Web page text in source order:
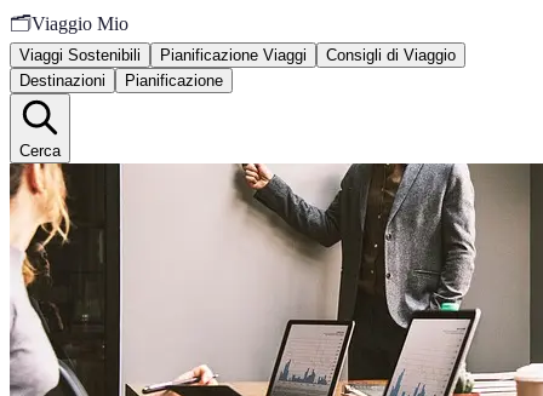
🗂️Viaggio Mio
Viaggi Sostenibili Pianificazione Viaggi
Consigli di Viaggio
Destinazioni
Pianificazione
Cerca